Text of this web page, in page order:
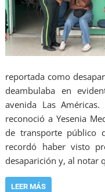
reportada como
deambulaba en
avenida Las
reconoció a Yesenia
de transporte público
recordó haber visto
desaparición y, al notar
LEER MÁS